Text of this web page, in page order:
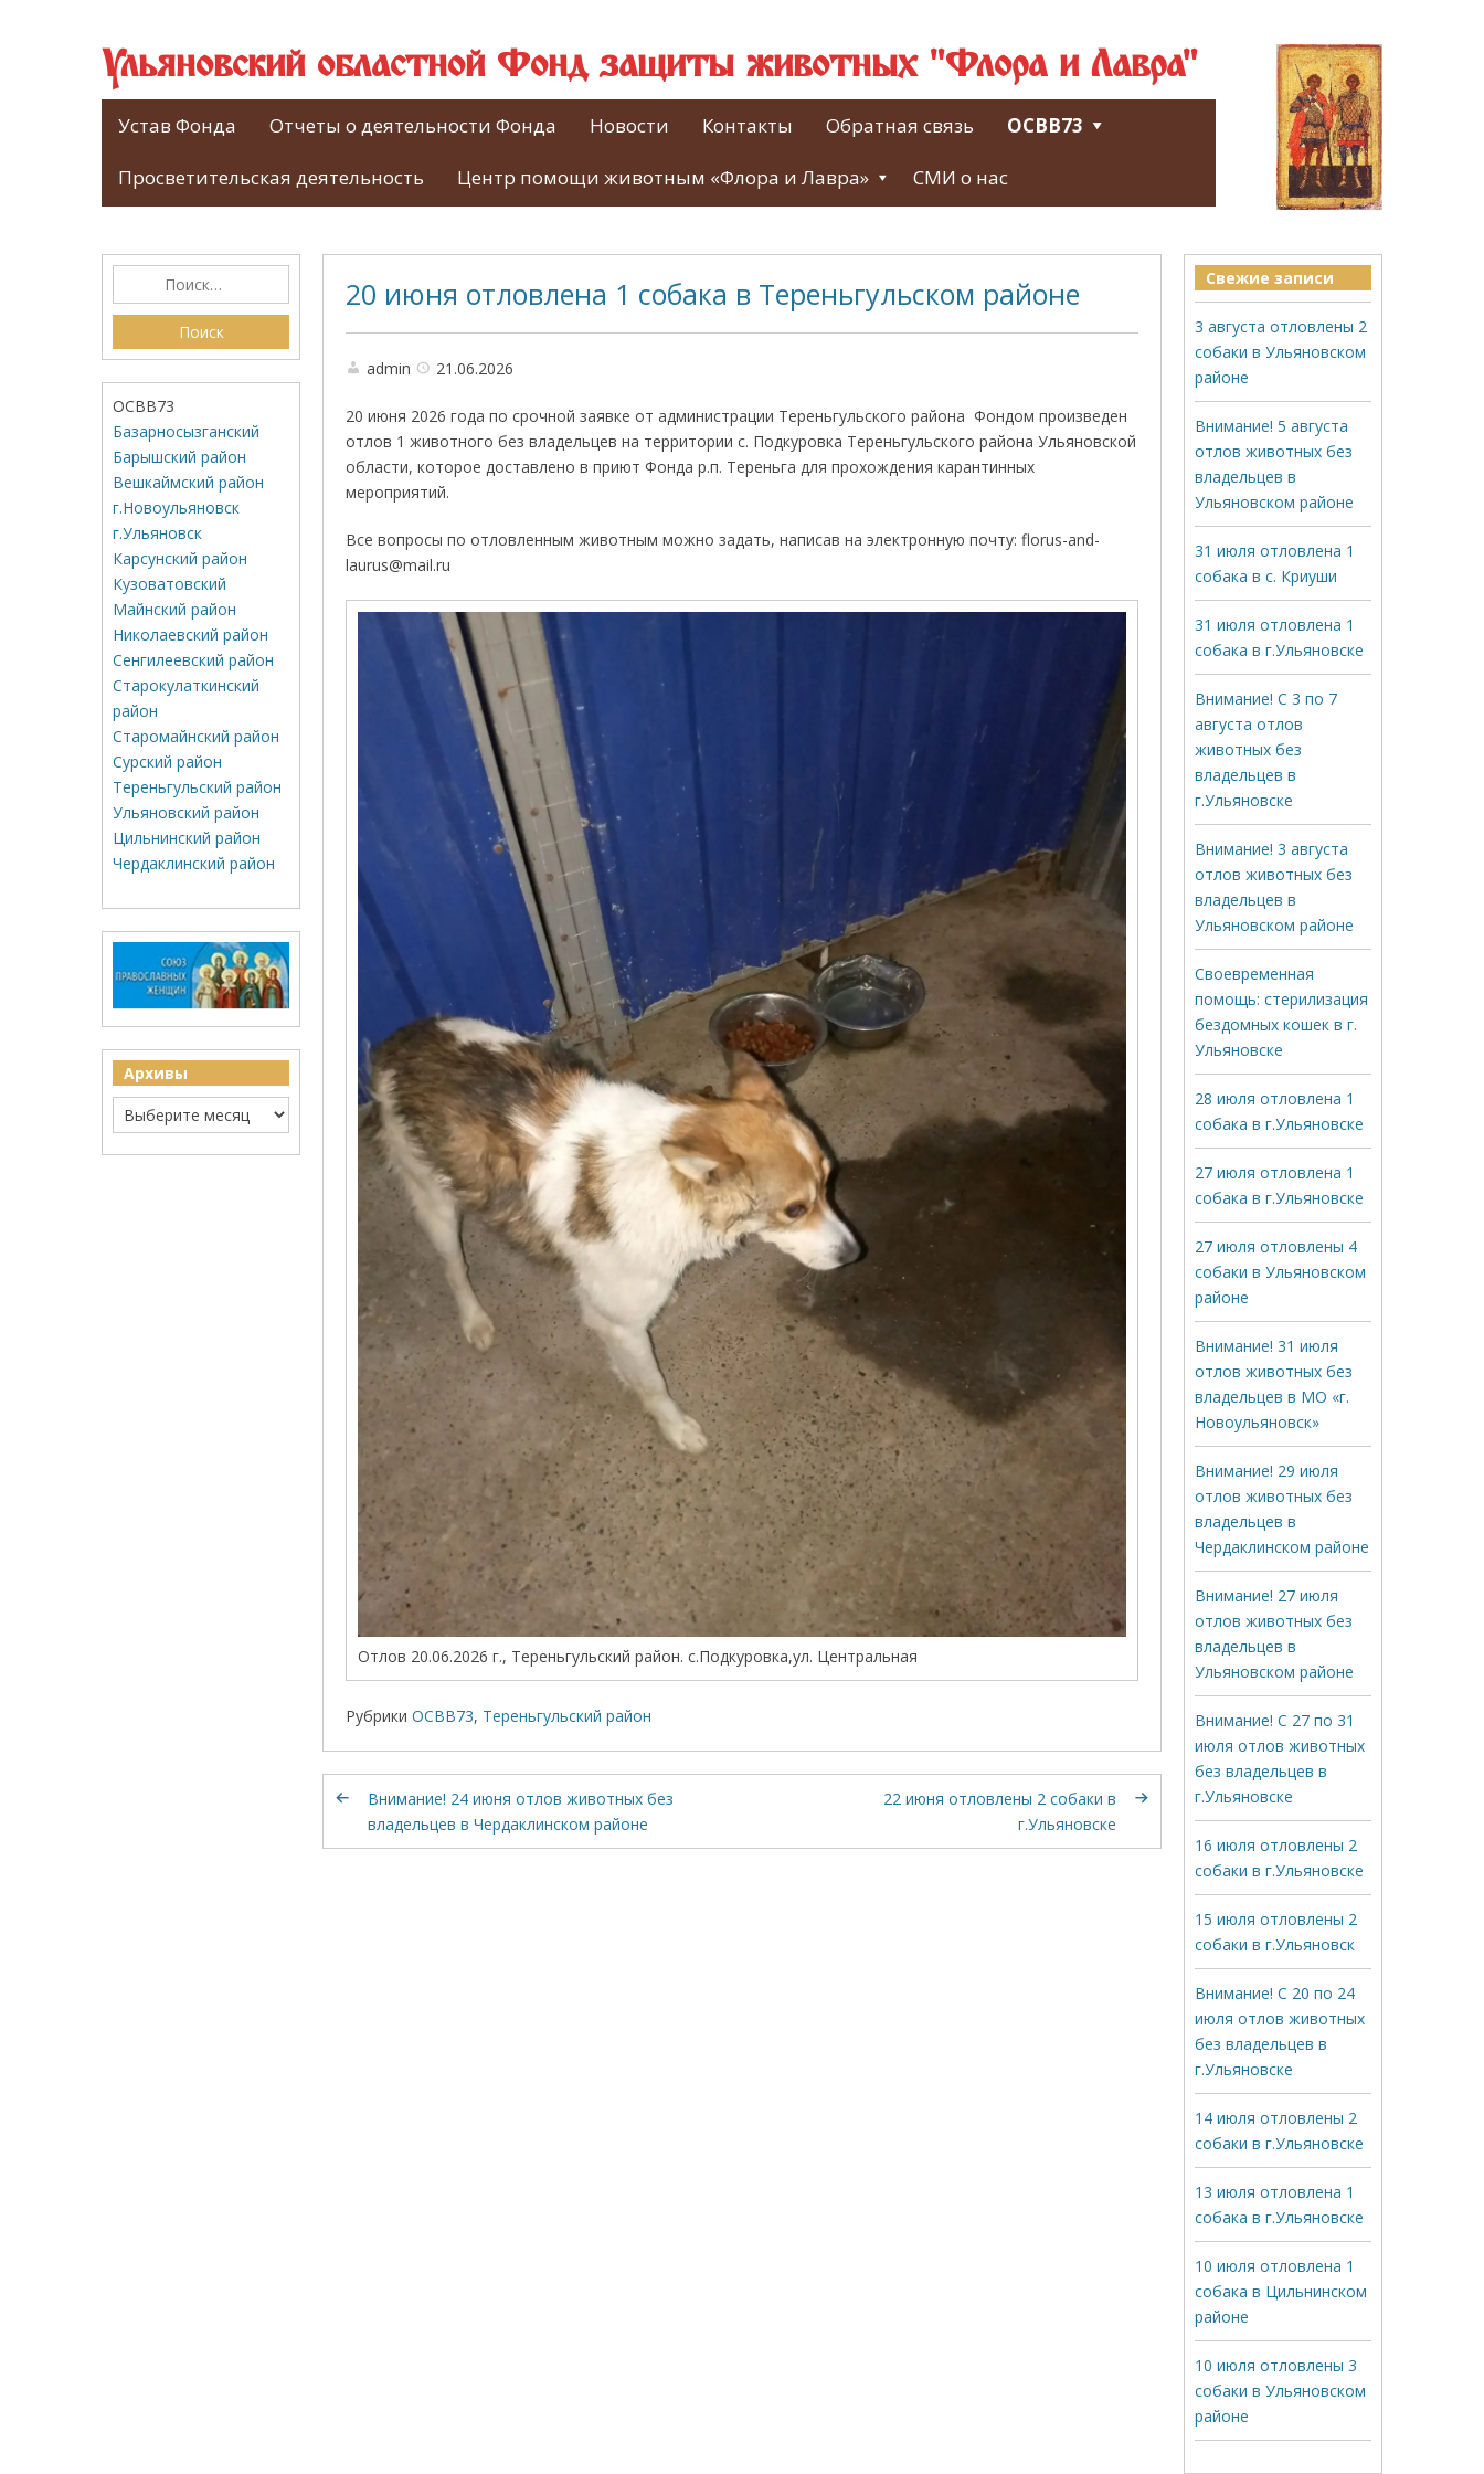
Ульяновский областной Фонд защиты животных "Флора и Лавра"
Устав Фонда Отчеты о деятельности Фонда Новости Контакты Обратная связь ОСВВ73
Просветительская деятельность Центр помощи животным «Флора и Лавра» СМИ о нас
20 июня отловлена 1 собака в Тереньгульском районе
admin 21.06.2026
20 июня 2026 года по срочной заявке от администрации Тереньгульского района Фондом произведен
отлов 1 животного без владельцев на территории с. Подкуровка Тереньгульского района Ульяновской
области, которое доставлено в приют Фонда р.п. Тереньга для прохождения карантинных
мероприятий.
Все вопросы по отловленным животным можно задать, написав на электронную почту: florus-and-
laurus@mail.ru
Отлов 20.06.2026 г., Тереньгульский район. с.Подкуровка,ул. Центральная
Рубрики ОСВВ73, Тереньгульский район
Внимание! 24 июня отлов животных без
владельцев в Чердаклинском районе
22 июня отловлены 2 собаки в
г.Ульяновске
ОСВВ73
Базарносызганский
Барышский район
Вешкаймский район
г.Новоульяновск
г.Ульяновск
Карсунский район
Кузоватовский
Майнский район
Николаевский район
Сенгилеевский район
Старокулаткинский
район
Старомайнский район
Сурский район
Тереньгульский район
Ульяновский район
Цильнинский район
Чердаклинский район
Архивы
Свежие записи
3 августа отловлены 2
собаки в Ульяновском
районе
Внимание! 5 августа
отлов животных без
владельцев в
Ульяновском районе
31 июля отловлена 1
собака в с. Криуши
31 июля отловлена 1
собака в г.Ульяновске
Внимание! С 3 по 7
августа отлов
животных без
владельцев в
г.Ульяновске
Внимание! 3 августа
отлов животных без
владельцев в
Ульяновском районе
Своевременная
помощь: стерилизация
бездомных кошек в г.
Ульяновске
28 июля отловлена 1
собака в г.Ульяновске
27 июля отловлена 1
собака в г.Ульяновске
27 июля отловлены 4
собаки в Ульяновском
районе
Внимание! 31 июля
отлов животных без
владельцев в МО «г.
Новоульяновск»
Внимание! 29 июля
отлов животных без
владельцев в
Чердаклинском районе
Внимание! 27 июля
отлов животных без
владельцев в
Ульяновском районе
Внимание! С 27 по 31
июля отлов животных
без владельцев в
г.Ульяновске
16 июля отловлены 2
собаки в г.Ульяновске
15 июля отловлены 2
собаки в г.Ульяновск
Внимание! С 20 по 24
июля отлов животных
без владельцев в
г.Ульяновске
14 июля отловлены 2
собаки в г.Ульяновске
13 июля отловлена 1
собака в г.Ульяновске
10 июля отловлена 1
собака в Цильнинском
районе
10 июля отловлены 3
собаки в Ульяновском
районе